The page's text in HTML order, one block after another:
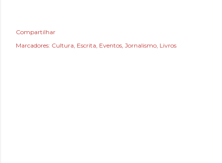
Compartilhar
Marcadores: Cultura Escrita Eventos Jornalismo Livros